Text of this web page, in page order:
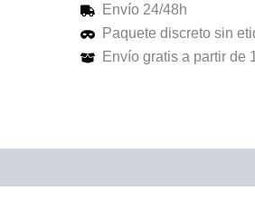
Envío 24/48h
Paquete discreto sin
Envío gratis a partir de